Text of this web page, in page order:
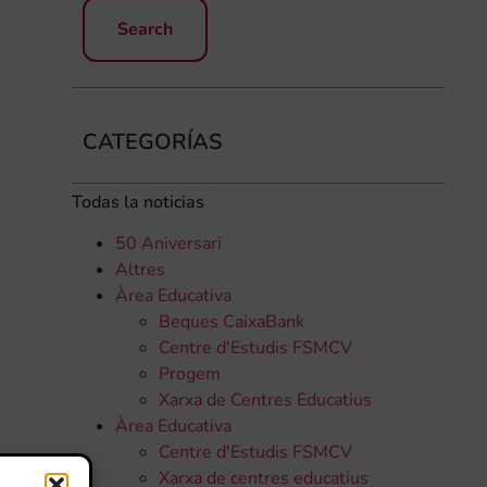
CATEGORÍAS
Todas la noticias
50 Aniversari
Altres
Àrea Educativa
Beques CaixaBank
Centre d'Estudis FSMCV
Progem
Xarxa de Centres Educatius
Àrea Educativa
Centre d'Estudis FSMCV
Xarxa de centres educatius